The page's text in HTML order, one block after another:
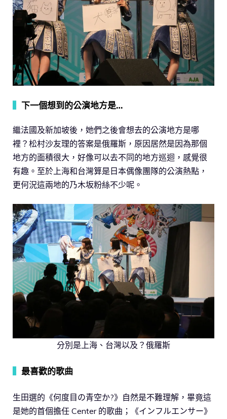
下一個想到的公演地方是…
繼法國及新加坡後，她們之後會想去的公演地方是哪
裡？松村沙友理的答案是俄羅斯，原因居然是因為那個
地方的面積很大，好像可以去不同的地方巡迴，感覺很
有趣。至於上海和台灣算是日本偶像團隊的公演熱點，
更何況這兩地的乃木坂粉絲不少呢。
分別是上海、台灣以及？俄羅斯
最喜歡的歌曲
生田選的《何度目の青空か?》自然是不難理解，畢竟這
是她的首個擔任 Center 的歌曲；《インフルエンサー》